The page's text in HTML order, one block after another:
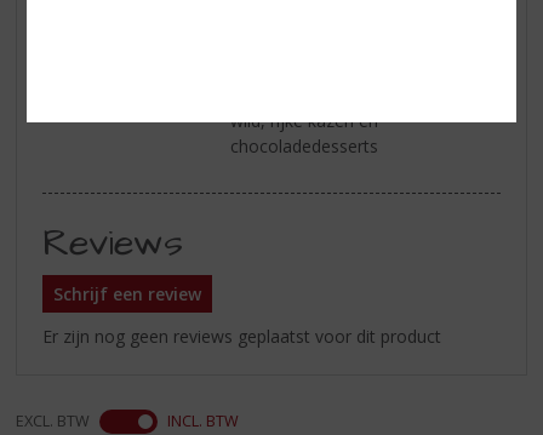
wild, rijke kazen en
chocoladedesserts
Reviews
Schrijf een review
Er zijn nog geen reviews geplaatst voor dit product
EXCL. BTW INCL. BTW